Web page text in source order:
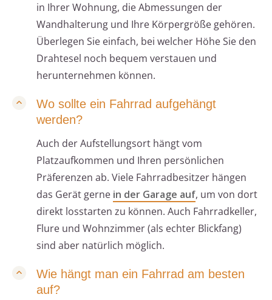
in Ihrer Wohnung, die Abmessungen der
Wandhalterung und Ihre Körpergröße gehören.
Überlegen Sie einfach, bei welcher Höhe Sie den
Drahtesel noch bequem verstauen und
herunternehmen können.
Wo sollte ein Fahrrad aufgehängt
werden?
Auch der Aufstellungsort hängt vom
Platzaufkommen und Ihren persönlichen
Präferenzen ab. Viele Fahrradbesitzer hängen
das Gerät gerne in der Garage auf, um von dort
direkt losstarten zu können. Auch Fahrradkeller,
Flure und Wohnzimmer (als echter Blickfang)
sind aber natürlich möglich.
Wie hängt man ein Fahrrad am besten
auf?